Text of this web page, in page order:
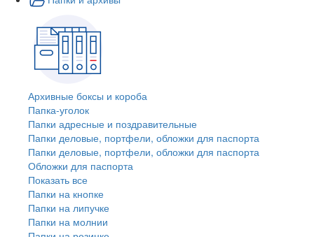
Архивные боксы и короба
Папка-уголок
Папки адресные и поздравительные
Папки деловые, портфели, обложки для паспорта
Папки деловые, портфели, обложки для паспорта
Обложки для паспорта
Показать все
Папки на кнопке
Папки на липучке
Папки на молнии